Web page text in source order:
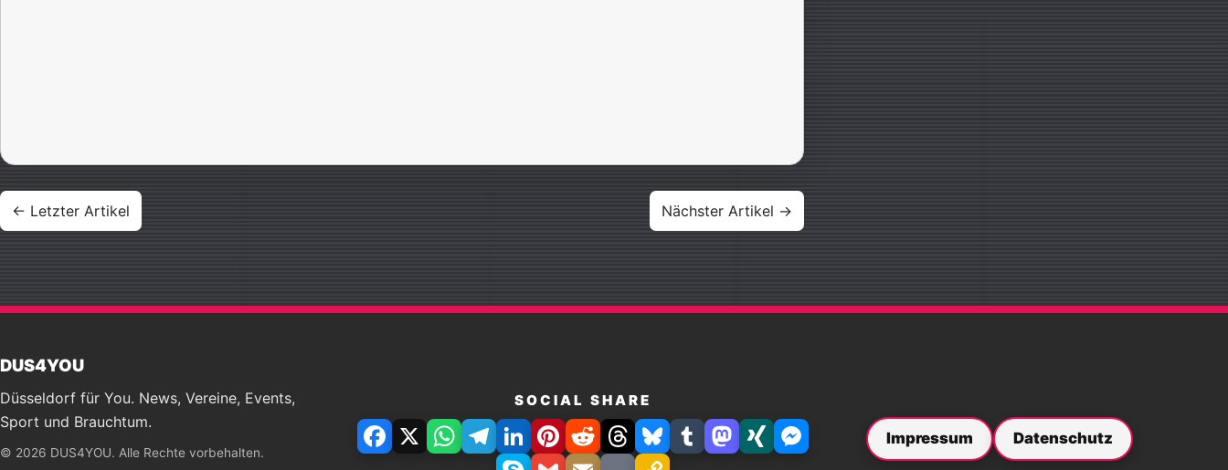
Beitragsnavigation
← Letzter Artikel Nächster Artikel →
DUS4YOU
Düsseldorf für You. News, Vereine, Events,
Sport und Brauchtum.
© 2026 DUS4YOU. Alle Rechte vorbehalten.
SOCIAL SHARE
Facebook
X WhatsApp
TelegramLinkedInPinterestRedditThreadsBlueskyTumblrMastodon
Xing Facebook
Impressum Datenschutz